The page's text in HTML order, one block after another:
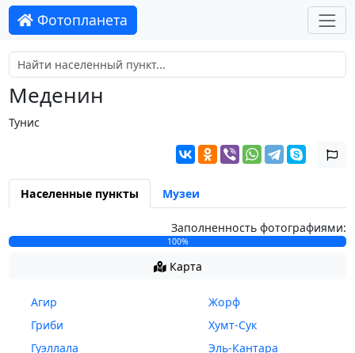
Фотопланета
Меденин
Тунис
Населенные пункты Музеи
Заполненность фотографиями:
100%
Карта
Агир
Гриби
Гуэллала
Жорф
Хумт-Сук
Эль-Кантара